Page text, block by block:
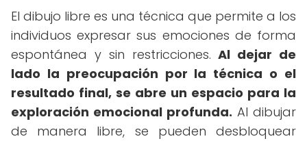
El dibujo libre es una técnica que permite a los
individuos expresar sus emociones de forma
espontánea y sin restricciones.Al dejar de
lado la preocupación por la técnica o el
resultado final, se abre un espacio para la
exploración emocional profunda. Al dibujar
de manera libre, se pueden desbloquear